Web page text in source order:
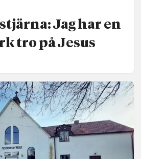
Jag har en
tro på Jesus